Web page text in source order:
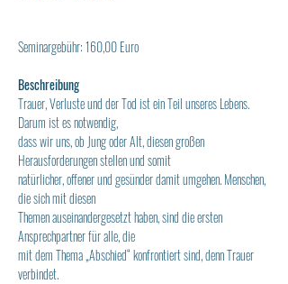
Seminargebühr: 160,00 Euro
Beschreibung
Trauer, Verluste und der Tod ist ein Teil unseres Lebens.
Darum ist es notwendig,
dass wir uns, ob Jung oder Alt, diesen großen
Herausforderungen stellen und somit
natürlicher, offener und gesünder damit umgehen. Menschen,
die sich mit diesen
Themen auseinandergesetzt haben, sind die ersten
Ansprechpartner für alle, die
mit dem Thema „Abschied“ konfrontiert sind, denn Trauer
verbindet.